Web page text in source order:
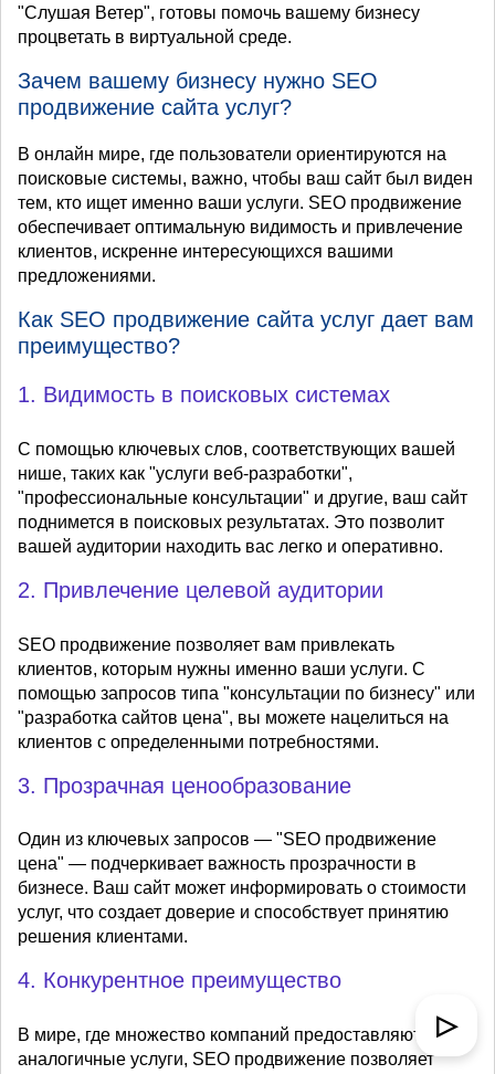
"Слушая Ветер", готовы помочь вашему бизнесу
процветать в виртуальной среде.
Зачем вашему бизнесу нужно SEO
продвижение сайта услуг?
В онлайн мире, где пользователи ориентируются на
поисковые системы, важно, чтобы ваш сайт был виден
тем, кто ищет именно ваши услуги. SEO продвижение
обеспечивает оптимальную видимость и привлечение
клиентов, искренне интересующихся вашими
предложениями.
Как SEO продвижение сайта услуг дает вам
преимущество?
1. Видимость в поисковых системах
С помощью ключевых слов, соответствующих вашей
нише, таких как "услуги веб-разработки",
"профессиональные консультации" и другие, ваш сайт
поднимется в поисковых результатах. Это позволит
вашей аудитории находить вас легко и оперативно.
2. Привлечение целевой аудитории
SEO продвижение позволяет вам привлекать
клиентов, которым нужны именно ваши услуги. С
помощью запросов типа "консультации по бизнесу" или
"разработка сайтов цена", вы можете нацелиться на
клиентов с определенными потребностями.
3. Прозрачная ценообразование
Один из ключевых запросов — "SEO продвижение
цена" — подчеркивает важность прозрачности в
бизнесе. Ваш сайт может информировать о стоимости
услуг, что создает доверие и способствует принятию
решения клиентами.
4. Конкурентное преимущество
В мире, где множество компаний предоставляют
аналогичные услуги, SEO продвижение позволяет
▷